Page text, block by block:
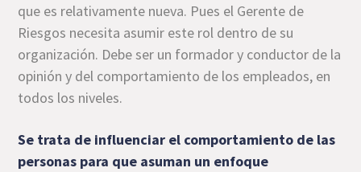
que es relativamente nueva. Pues el Gerente de
Riesgos necesita asumir este rol dentro de su
organización. Debe ser un formador y conductor de la
opinión y del comportamiento de los empleados, en
todos los niveles.
Se trata de influenciar el comportamiento de las
personas para que asuman un enfoque